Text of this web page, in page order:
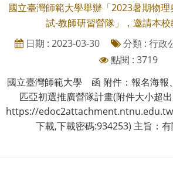
國立臺灣師範大學舉辦「2023暑期物
試-教師研習營隊」，邀請本校
日期 : 2023-03-30
分類 : 行政
點閱 : 3719
國立臺灣師範大學 函 附件：報名海報
匹亞初選推廣營隊計畫(附件大小超
https://
下載,下載密碼:934253) 主旨：